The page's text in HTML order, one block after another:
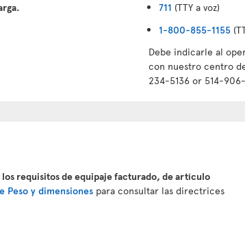
711 (TTY a voz)
1-800-855-1155
Debe indicarle al
con nuestro centro
234-5136 or 514-906-
requisitos de equipaje facturado, de artículo
Peso y dimensiones para consultar las directrices